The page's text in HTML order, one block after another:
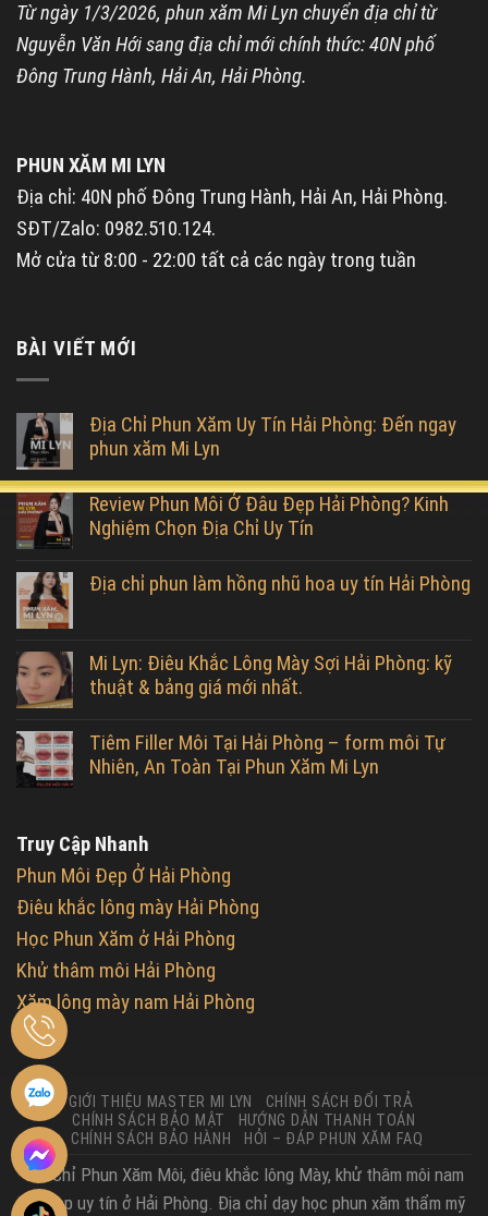
Từ ngày 1/3/2026, phun xăm Mi Lyn chuyển địa chỉ từ
Nguyễn Văn Hới sang địa chỉ mới chính thức: 40N phố
Đông Trung Hành, Hải An, Hải Phòng.
PHUN XĂM MI LYN
Địa chỉ: 40N phố Đông Trung Hành, Hải An, Hải Phòng.
SĐT/Zalo: 0982.510.124.
Mở cửa từ 8:00 - 22:00 tất cả các ngày trong tuần
BÀI VIẾT MỚI
Địa Chỉ Phun Xăm Uy Tín Hải Phòng: Đến ngay
phun xăm Mi Lyn
Review Phun Môi Ở Đâu Đẹp Hải Phòng? Kinh
Nghiệm Chọn Địa Chỉ Uy Tín
Địa chỉ phun làm hồng nhũ hoa uy tín Hải Phòng
Mi Lyn: Điêu Khắc Lông Mày Sợi Hải Phòng: kỹ
thuật & bảng giá mới nhất.
Tiêm Filler Môi Tại Hải Phòng – form môi Tự
Nhiên, An Toàn Tại Phun Xăm Mi Lyn
Truy Cập Nhanh
Phun Môi Đẹp Ở Hải Phòng
Điêu khắc lông mày Hải Phòng
Học Phun Xăm ở Hải Phòng
Khử thâm môi Hải Phòng
Xăm lông mày nam Hải Phòng
GIỚI THIỆU MASTER MI LYN
CHÍNH SÁCH ĐỔI TRẢ
CHÍNH SÁCH BẢO MẬT
HƯỚNG DẪN THANH TOÁN
CHÍNH SÁCH BẢO HÀNH
HỎI – ĐÁP PHUN XĂM FAQ
Địa Chỉ Phun Xăm Môi, điêu khắc lông Mày, khử thâm môi nam
nữ đẹp uy tín ở Hải Phòng. Địa chỉ dạy học phun xăm thẩm mỹ